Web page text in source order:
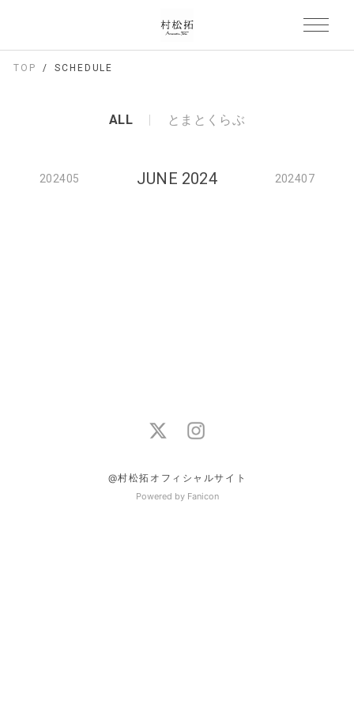
TOP SCHEDULE
ALL とまとくらぶ
202405 JUNE 2024 202407
@村松拓オフィシャルサイト
Powered by Fanicon